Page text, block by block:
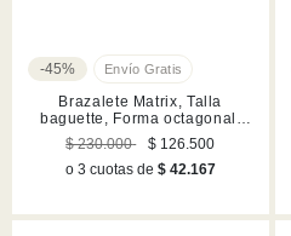
-45%
Brazalete Matrix, Talla
baguette, Forma octagonal,
Rosa, Acabado en tono oro
$ 230.000
$ 126.500
o 3 cuotas de $ 42.167